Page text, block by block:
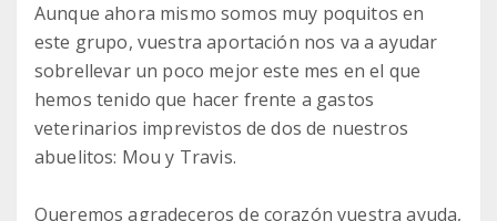
Aunque ahora mismo somos muy poquitos en
este grupo, vuestra aportación nos va a ayudar
sobrellevar un poco mejor este mes en el que
hemos tenido que hacer frente a gastos
veterinarios imprevistos de dos de nuestros
abuelitos: Mou y Travis.
Queremos agradeceros de corazón vuestra ayuda,